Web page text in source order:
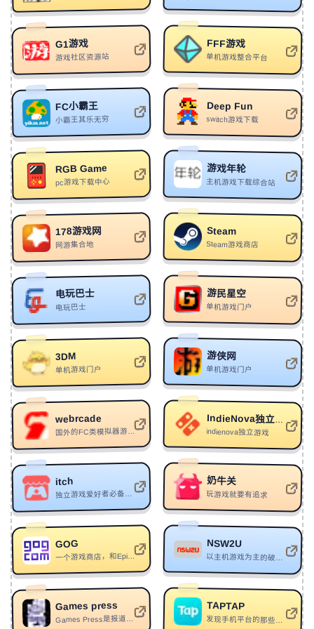
370 熄灭 TC
371 Castle Cre-sc3NT
372 万山连星 闫东炜/散乐文化
373 Rosy7 LJYNNN
374 Free Sad Storytelling Beat - "Liar" EVO MUSIC/Siren
375 [FREE] "仙泉" - 中国风 GUNNA TYPE BEAT AVERATEC
376 花月夜 蓝云木
377 Meiyo to Songen Sprnova
378 【FREE】"情 绪 病 态" - New Wave Emotions Beat
379 В плену
380 so weak 李柄桦
381 Eclipse Of The Moon (Piano Version)
382 NUMB RAIZHELL
(谁带走了寂寞)Ai Mang Cô Đơn Đi
384 境 拼音师
385 free flow
386 Just Miss Love Benny Benassi/Burak Yeter/Saint Wilder
387
388 知趣 王唯一
390 OVERTHROW GOD
391 Snow tha Product/AJ Hernz/Jandro
392 Another Heart ILIRA
393 XI YOU JI(西游记) HJFM/FIZO FAOUEZ
394 Summer Jams Blasterjaxx/Henri Pfr/Jay Mason
396 Сумасшедший священник
G1游戏
游戏社区资源站
FFF游戏
单机游戏整合平台
FC小霸王
小霸王其乐无穷
Deep Fun
switch游戏下载
RGB Game
pc游戏下载中心
游戏年轮
主机游戏下载综合站
178游戏网
网游集合地
Steam
Steam游戏商店
电玩巴士
电玩巴士
游民星空
单机游戏门户
3DM
单机游戏门户
游侠网
单机游戏门户
webrcade
国外的FC类模拟器游戏大全
IndieNova独立精神
indienova独立游戏
itch
独立游戏爱好者必备网站，独立游戏制作、上传、售卖、社区交流
奶牛关
玩游戏就要有追求
GOG
一个游戏商店，和Epic一样|每周都有免费游戏可领
NSW2U
以主机游戏为主的破解游戏下载
Games press
Games Press是报道游戏行业资讯为主的平台
TAPTAP
发现手机平台的那些好游戏